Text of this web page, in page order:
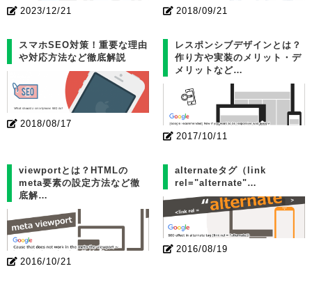
2023/12/21 2018/09/21
スマホSEO対策！重要な理由
や対応方法など徹底解説
2018/08/17
レスポンシブデザインとは？
作り方や実装のメリット・デ
メリットなど…
2017/10/11
viewportとは？HTMLの
meta要素の設定方法など徹
底解…
2016/10/21
alternateタグ（link
rel="alternate"…
2016/08/19